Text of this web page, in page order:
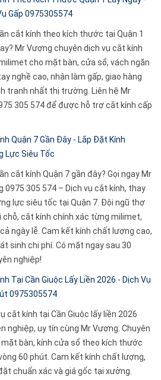
Gấp 0975305574
cắt kính theo kích thước tại Quận 1
Mr Vượng chuyên dịch vụ cắt kính
cho mặt bàn, cửa sổ, vách ngăn
nghề cao, nhận làm gấp, giao hàng
tranh nhất thị trường. Liên hệ Mr
305 574 để được hỗ trợ cắt kính cấp
Quận 7 Gần Đây - Lắp Đặt Kính
Lực Siêu Tốc
cắt kính Quận 7 gần đây? Gọi ngay Mr
0975 305 574 – Dịch vụ cắt kính, thay
lực siêu tốc tại Quận 7. Đội ngũ thợ
chỗ, cắt kính chính xác từng milimet,
ngày lễ. Cam kết kính chất lượng cao,
sinh chi phí. Có mặt ngay sau 30
nghiệp!
Tại Cần Giuộc Lấy Liền 2026 - Dịch Vụ
0975305574
cắt kính tại Cần Giuộc lấy liền 2026
nghiệp, uy tín cùng Mr Vượng. Chuyên
bàn, kính cửa sổ theo kích thước
60 phút. Cam kết kính chất lượng,
chuẩn xác và giá gốc tại xưởng.